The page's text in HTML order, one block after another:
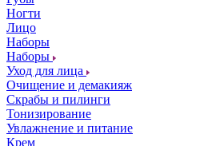
Ногти
Лицо
Наборы
Наборы
Уход для лица
Очищение и демакияж
Скрабы и пилинги
Тонизирование
Увлажнение и питание
Крем